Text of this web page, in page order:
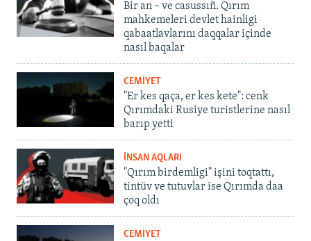
Bir an – ve casussıñ. Qırım
mahkemeleri devlet hainligi
qabaatlavlarını daqqalar içinde
nasıl baqalar
CEMİYET
"Er kes qaça, er kes kete": cenk
Qırımdaki Rusiye turistlerine nasıl
barıp yetti
İNSAN AQLARI
"Qırım birdemligi" işini toqtattı,
tintüv ve tutuvlar ise Qırımda daa
çoq oldı
CEMİYET